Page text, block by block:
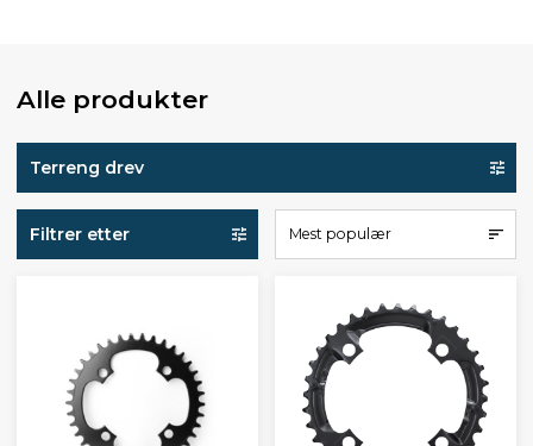
Alle produkter
Terreng drev
Filtrer etter Mest populær